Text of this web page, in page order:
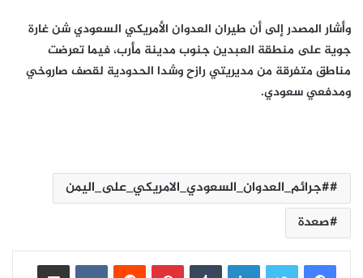
وأشار المصدر إلى أن طيران العدوان الأمريكي السعودي شن غارة
جوية على منطقة العبدين جنوب مدينة مأرب، فيما تعرضت
مناطق متفرقة من مديريتي رازح وشدا الحدودية لقصف صاروخي
ومدفعي سعودي.
#جرائم_العدوان_السعودي_الامريكي_على_اليمن
صعدة
لينكدإن بينتيريست
مشاركة عبر البريد